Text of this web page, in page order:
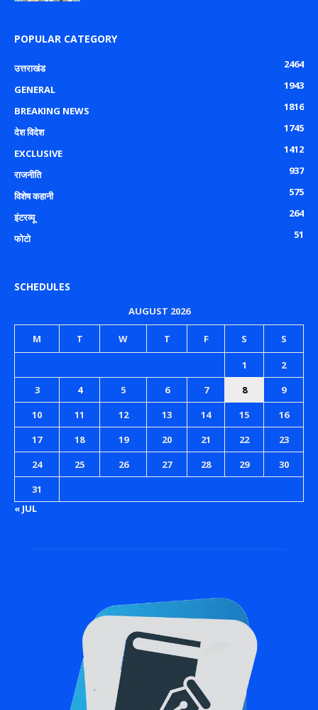
POPULAR CATEGORY
उत्तराखंड
2464
GENERAL
1943
BREAKING NEWS
1816
देश विदेश
1745
EXCLUSIVE
1412
राजनीति
937
विशेष कहानी
575
इंटरव्यू
264
फोटो
51
SCHEDULES
AUGUST 2026
M T W T F S S
1
2
3
4 5 6 7 8
9
10
11 12 13 14 15
16
17
18 19 20 21 22
23
24
25 26 27 28 29
30
31
« JUL